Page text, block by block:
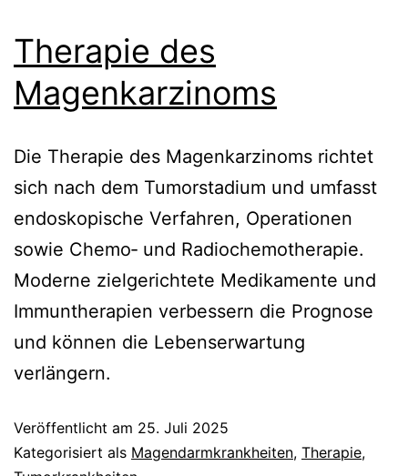
Therapie des
Magenkarzinoms
Die Therapie des Magenkarzinoms richtet
sich nach dem Tumorstadium und umfasst
endoskopische Verfahren, Operationen
sowie Chemo‑ und Radiochemotherapie.
Moderne zielgerichtete Medikamente und
Immuntherapien verbessern die Prognose
und können die Lebenserwartung
verlängern.
Veröffentlicht am 25. Juli 2025
Kategorisiert als Magendarmkrankheiten, Therapie,